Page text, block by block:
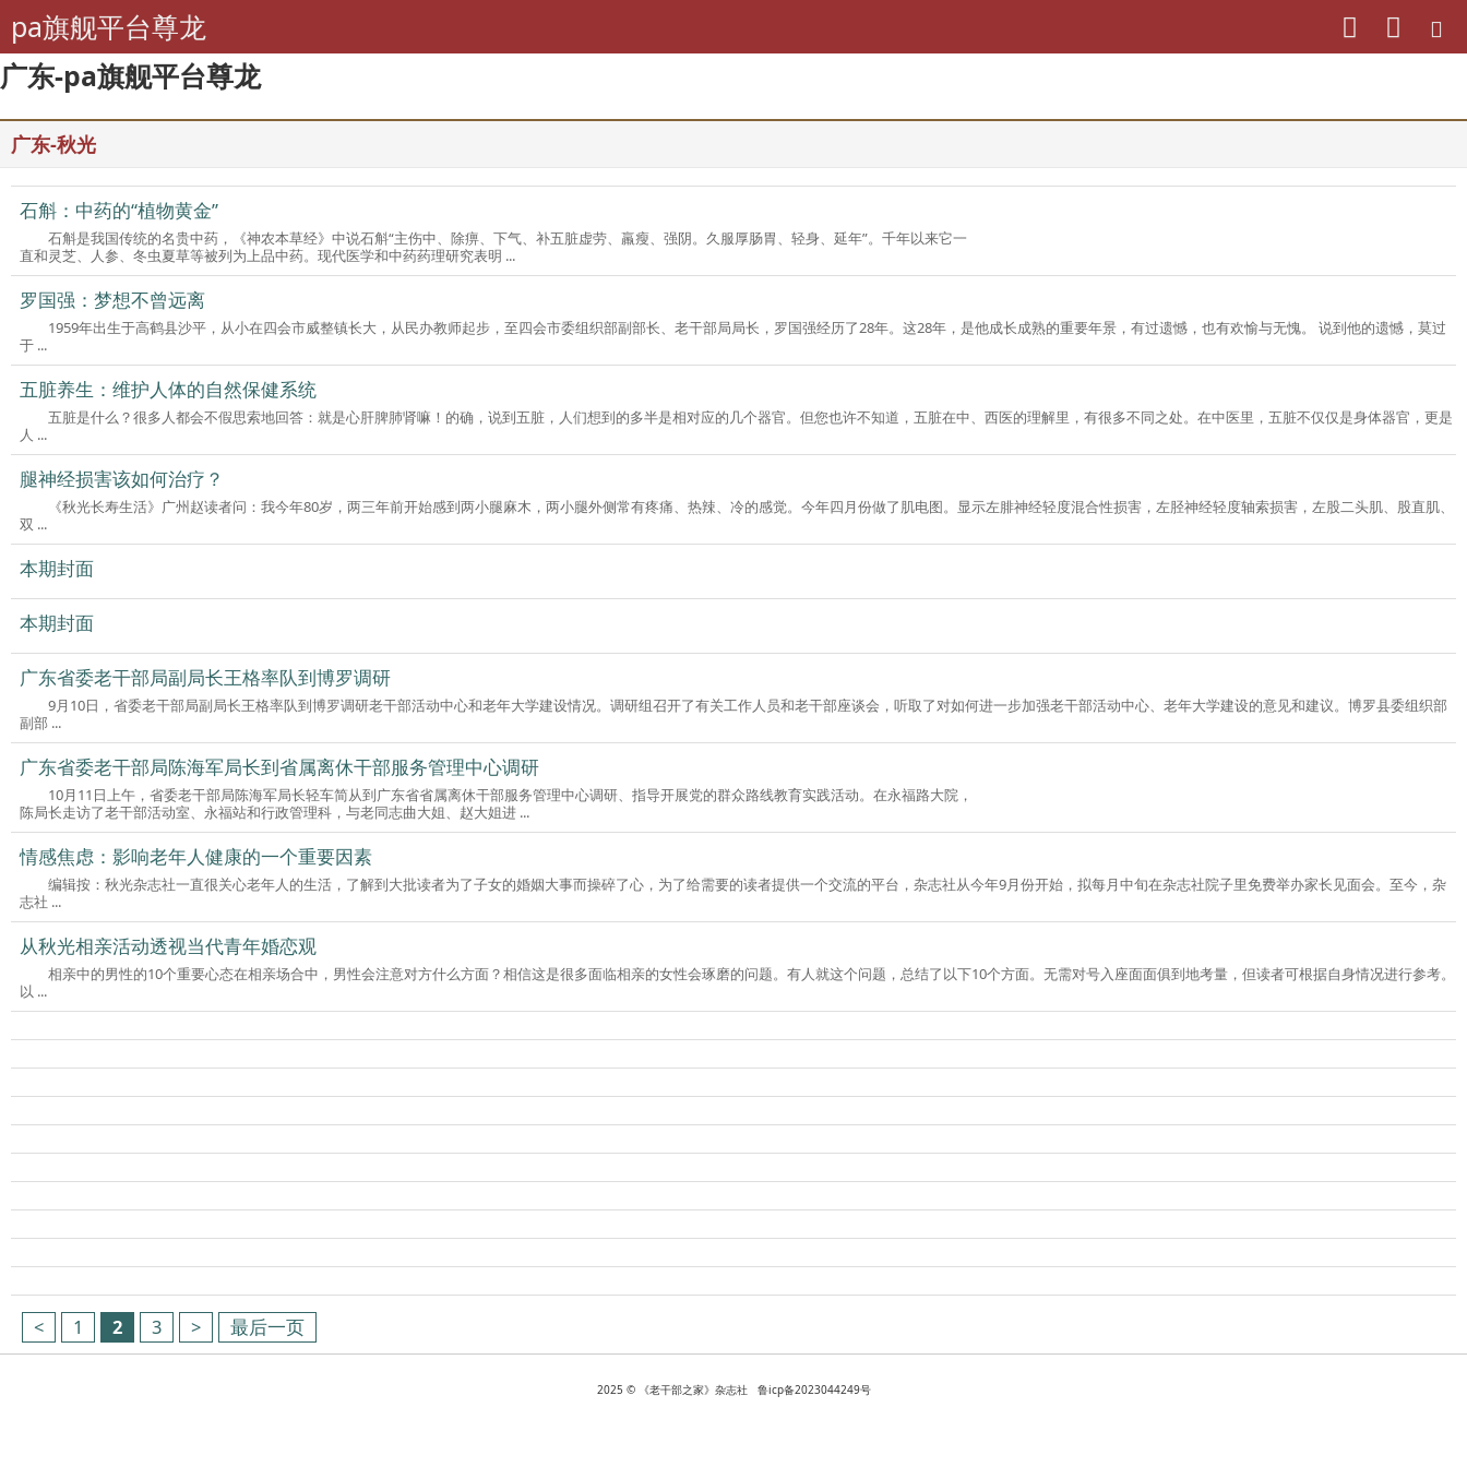
广东-pa旗舰平台尊龙
pa旗舰平台尊龙
广东-秋光
石斛：中药的“植物黄金”
石斛是我国传统的名贵中药，《神农本草经》中说石斛“主伤中、除痹、下气、补五脏虚劳、羸瘦、强阴。久服厚肠胃、轻身、延年”。千年以来它一
直和灵芝、人参、冬虫夏草等被列为上品中药。现代医学和中药药理研究表明 ...
罗国强：梦想不曾远离
1959年出生于高鹤县沙平，从小在四会市威整镇长大，从民办教师起步，至四会市委组织部副部长、老干部局局长，罗国强经历了28年。这28年，是他成长成熟的重要年景，有过遗憾，也有欢愉与无愧。 说到他的遗憾，莫过
于 ...
五脏养生：维护人体的自然保健系统
五脏是什么？很多人都会不假思索地回答：就是心肝脾肺肾嘛！的确，说到五脏，人们想到的多半是相对应的几个器官。但您也许不知道，五脏在中、西医的理解里，有很多不同之处。在中医里，五脏不仅仅是身体器官，更是
人 ...
腿神经损害该如何治疗？
《秋光长寿生活》广州赵读者问：我今年80岁，两三年前开始感到两小腿麻木，两小腿外侧常有疼痛、热辣、冷的感觉。今年四月份做了肌电图。显示左腓神经轻度混合性损害，左胫神经轻度轴索损害，左股二头肌、股直肌、
双 ...
本期封面
本期封面
广东省委老干部局副局长王格率队到博罗调研
9月10日，省委老干部局副局长王格率队到博罗调研老干部活动中心和老年大学建设情况。调研组召开了有关工作人员和老干部座谈会，听取了对如何进一步加强老干部活动中心、老年大学建设的意见和建议。博罗县委组织部
副部 ...
广东省委老干部局陈海军局长到省属离休干部服务管理中心调研
10月11日上午，省委老干部局陈海军局长轻车简从到广东省省属离休干部服务管理中心调研、指导开展党的群众路线教育实践活动。在永福路大院，
陈局长走访了老干部活动室、永福站和行政管理科，与老同志曲大姐、赵大姐进 ...
情感焦虑：影响老年人健康的一个重要因素
编辑按：秋光杂志社一直很关心老年人的生活，了解到大批读者为了子女的婚姻大事而操碎了心，为了给需要的读者提供一个交流的平台，杂志社从今年9月份开始，拟每月中旬在杂志社院子里免费举办家长见面会。至今，杂
志社 ...
从秋光相亲活动透视当代青年婚恋观
相亲中的男性的10个重要心态在相亲场合中，男性会注意对方什么方面？相信这是很多面临相亲的女性会琢磨的问题。有人就这个问题，总结了以下10个方面。无需对号入座面面俱到地考量，但读者可根据自身情况进行参考。
以 ...
< 1 2 3 > 最后一页
2025 © 《老干部之家》杂志社 鲁icp备2023044249号